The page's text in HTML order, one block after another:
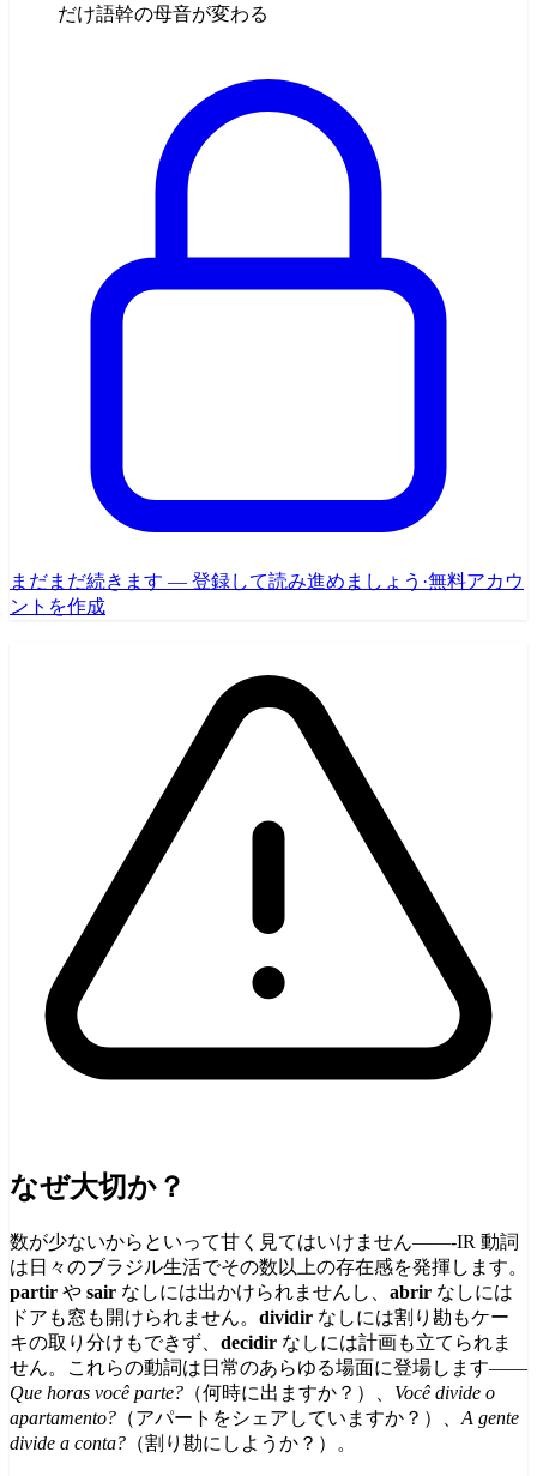
だけ語幹の母音が変わる
まだまだ続きます — 登録して読み進めましょう ·無料アカウ
ントを作成
なぜ大切か？
数が少ないからといって甘く見てはいけません——-IR 動詞
は日々のブラジル生活でその数以上の存在感を発揮します。
partir や sair なしには出かけられませんし、 abrir なしには
ドアも窓も開けられません。 dividir なしには割り勘もケー
キの取り分けもできず、 decidir なしには計画も立てられま
せん。これらの動詞は日常のあらゆる場面に登場します——
Que horas você parte? （何時に出ますか？）、 Você divide o
apartamento? （アパートをシェアしていますか？）、 A gente
divide a conta? （割り勘にしようか？）。